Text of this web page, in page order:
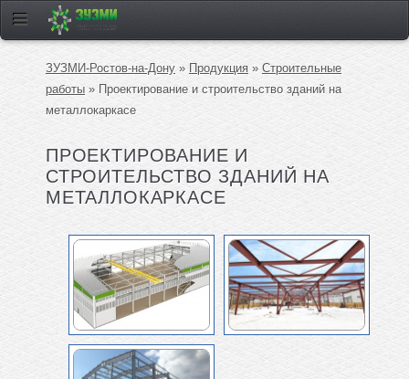
ЗУЗМИ-Ростов-на-Дону » Продукция » Строительные
работы » Проектирование и строительство зданий на
металлокаркасе
ПРОЕКТИРОВАНИЕ И
СТРОИТЕЛЬСТВО ЗДАНИЙ НА
МЕТАЛЛОКАРКАСЕ